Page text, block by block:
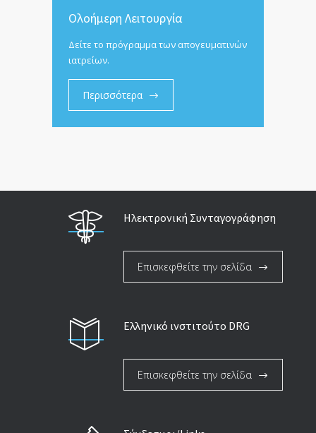
Ολοήμερη Λειτουργία
Δείτε το πρόγραμμα των απογευματινών
ιατρείων.
Περισσότερα
Ηλεκτρονική Συνταγογράφηση
Επισκεφθείτε την σελίδα
Ελληνικό ινστιτούτο DRG
Επισκεφθείτε την σελίδα